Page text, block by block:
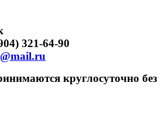
321-64-90
круглосуточно без